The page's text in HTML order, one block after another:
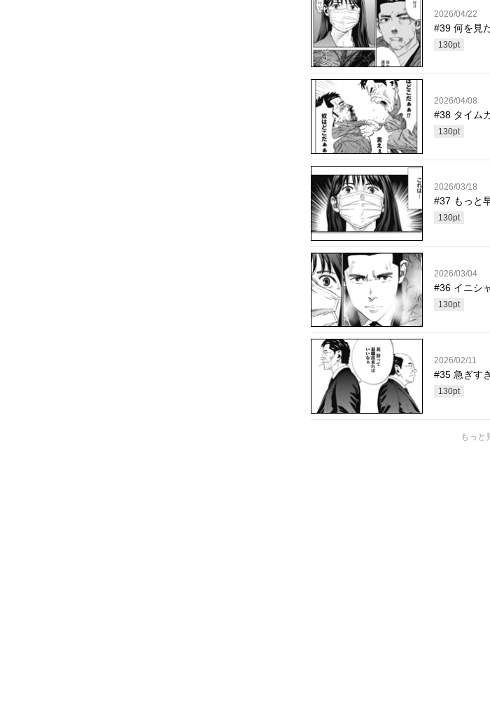
2026/04/22
#39 何を見
130pt
2026/04/08
#38 タイム
130pt
2026/03/18
#37 もっと
130pt
2026/03/04
#36 イニシ
130pt
2026/02/11
#35 急ぎす
130pt
もっと